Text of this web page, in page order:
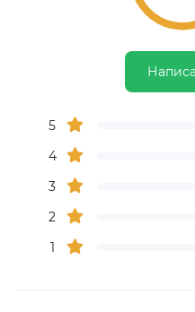
5
4
3
2
1